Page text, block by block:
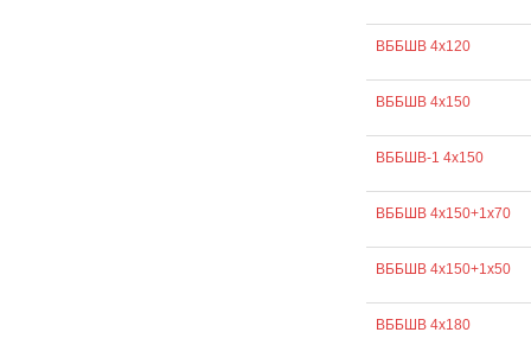
ВББШВ 4х120
ВББШВ 4х150
ВББШВ-1 4х150
ВББШВ 4х150+1х70
ВББШВ 4х150+1х50
ВББШВ 4х180